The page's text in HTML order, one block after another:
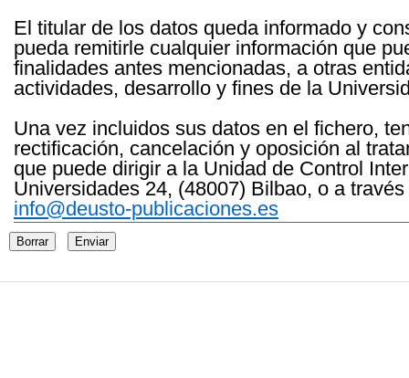
El titular de los datos queda informado y
pueda remitirle cualquier información que
finalidades antes mencionadas, a otras
actividades, desarrollo y fines de la
Una vez incluidos sus datos en el fichero,
rectificación, cancelación y oposición al
que puede dirigir a la Unidad de Control
Universidades 24, (48007) Bilbao, o a
info@deusto-publicaciones.es
Borrar Enviar